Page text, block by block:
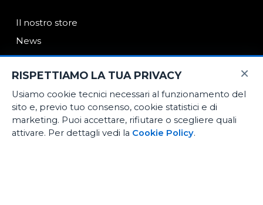
Il nostro store
News
Contatti
E-Commerce
Noleggio medio termine
Officina certificata
×
RISPETTIAMO LA TUA PRIVACY
Usiamo cookie tecnici necessari al funzionamento del
sito e, previo tuo consenso, cookie statistici e di
marketing. Puoi accettare, rifiutare o scegliere quali
attivare. Per dettagli vedi la Cookie Policy.